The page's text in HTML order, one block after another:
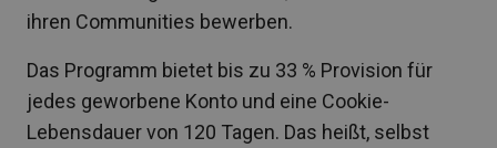
ihren Communities bewerben.
Das Programm bietet bis zu 33 % Provision für
jedes geworbene Konto und eine Cookie-
Lebensdauer von 120 Tagen. Das heißt, selbst